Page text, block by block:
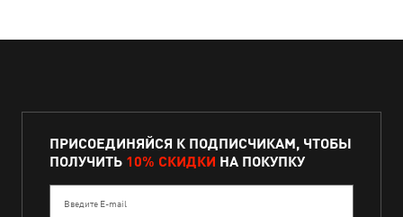
ПРИСОЕДИНЯЙСЯ К ПОДПИСЧИКАМ, ЧТОБЫ
ПОЛУЧИТЬ 10% СКИДКИ НА ПОКУПКУ
Введите E-mail